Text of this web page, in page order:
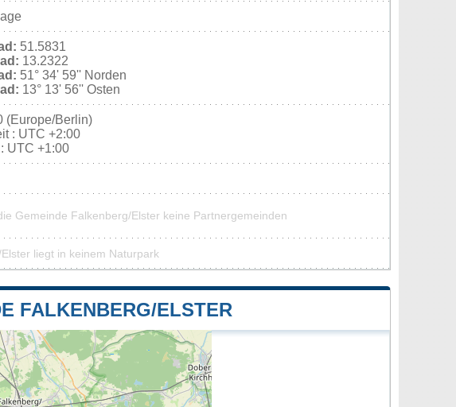
51.5831
13.2322
51° 34' 59'' Norden
13° 13' 56'' Osten
(Europe/Berlin)
: UTC +2:00
UTC +1:00
Gemeinde Falkenberg/Elster keine Partnergemeinden
liegt in keinem Naturpark
FALKENBERG/ELSTER